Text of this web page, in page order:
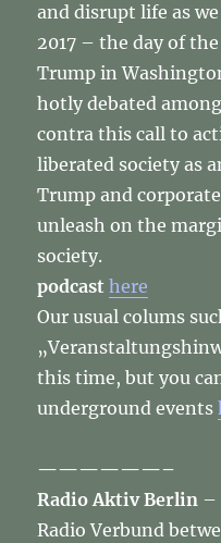
and disrupt life as
2017 – the day of
Trump in
hotly debated
contra this call to
liberated society as
Trump and
unleash on the
society.
podcast here
Our usual colums
this time, but you
underground events
——————–
Radio Aktiv Berlin –
Radio Verbund